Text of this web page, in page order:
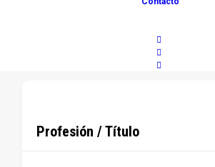
Profesión / Título